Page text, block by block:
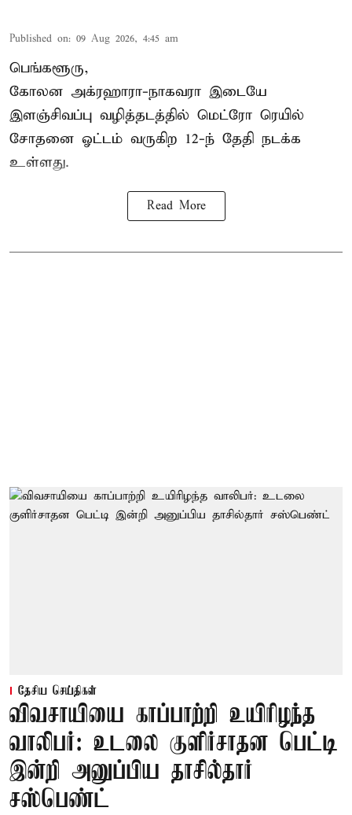
Published on: 09 Aug 2026, 4:45 am
பெங்களூரு,
கோலன அக்ரஹாரா-நாகவரா இடையே
இளஞ்சிவப்பு வழித்தடத்தில் மெட்ரோ ரெயில்
சோதனை ஓட்டம் வருகிற 12-ந் தேதி நடக்க
உள்ளது.
Read More
தேசிய செய்திகள்
விவசாயியை காப்பாற்றி உயிரிழந்த
வாலிபர்: உடலை குளிர்சாதன பெட்டி
இன்றி அனுப்பிய தாசில்தார்
சஸ்பெண்ட்